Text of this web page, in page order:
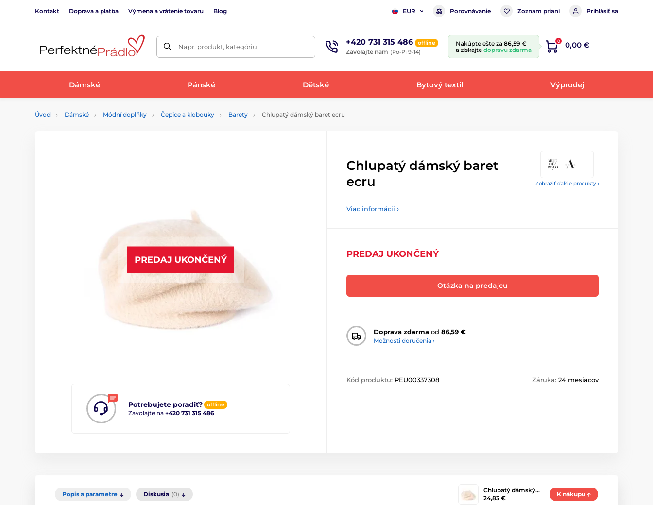
Kontakt Doprava a platba Výmena a vrátenie tovaru Blog EUR Porovnávanie Zoznam prianí Prihlásiť sa
Napr. produkt, kategóriu +420 731 315 486 offline
Zavolajte nám (Po-Pi 9-14)
Nakúpte ešte za 86,59 €
a získajte dopravu zdarma
0 0,00 €
Dámské Pánské Dětské Bytový textil Výprodej
Úvod Dámské Módní doplňky Čepice a klobouky Barety Chlupatý dámský baret ecru
Zobraziť ďalšie produkty ›
PREDAJ UKONČENÝ
Potrebujete poradiť? offline
Zavolajte na +420 731 315 486
Chlupatý dámský baret
ecru
Viac informácií ›
PREDAJ UKONČENÝ
Otázka na predajcu
Doprava zdarma od 86,59 €
Možnosti doručenia ›
Kód produktu: PEU00337308 Záruka: 24 mesiacov
Popis a parametre Diskusia (0)
Chlupatý dámský…
24,83 €
K nákupu